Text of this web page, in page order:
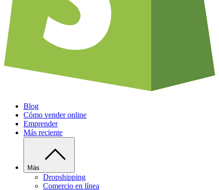
Blog
Cómo vender online
Emprender
Más reciente
Más
Dropshipping
Comercio en línea